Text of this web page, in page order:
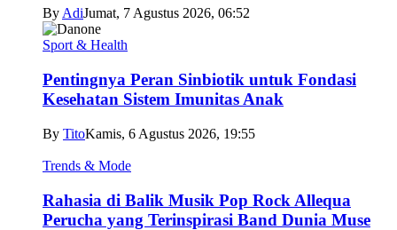
ByAdiJumat, 7 Agustus 2026, 06:52
Sport & Health
Pentingnya Peran Sinbiotik untuk Fondasi
Kesehatan Sistem Imunitas Anak
By TitoKamis, 6 Agustus 2026, 19:55
Trends & Mode
Rahasia di Balik Musik Pop Rock Allequa
Perucha yang Terinspirasi Band Dunia Muse